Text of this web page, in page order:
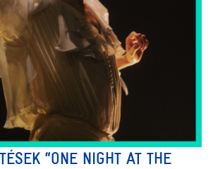
“ONE NIGHT AT THE